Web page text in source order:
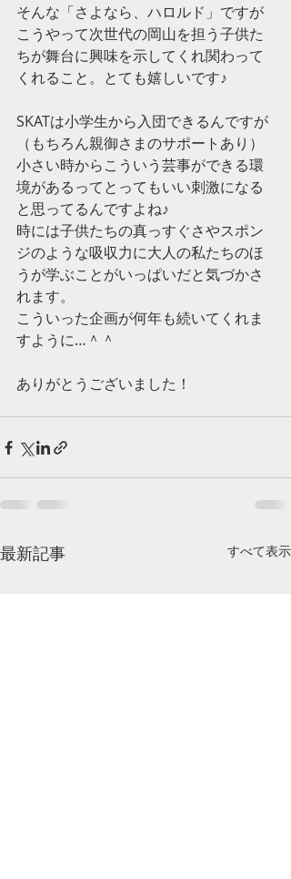
そんな「さよなら、ハロルド」ですが
こうやって次世代の岡山を担う子供た
ちが舞台に興味を示してくれ関わって
くれること。とても嬉しいです♪
SKATは小学生から入団できるんですが
（もちろん親御さまのサポートあり）
小さい時からこういう芸事ができる環
境があるってとってもいい刺激になる
と思ってるんですよね♪
時には子供たちの真っすぐさやスポン
ジのような吸収力に大人の私たちのほ
うが学ぶことがいっぱいだと気づかさ
れます。
こういった企画が何年も続いてくれま
すように…＾＾
ありがとうございました！
最新記事 すべて表示